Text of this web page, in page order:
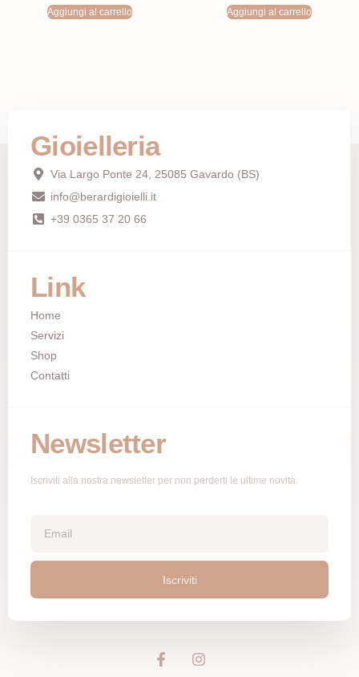
Aggiungi al carrello Aggiungi al carrello
Gioielleria
Via Largo Ponte 24, 25085 Gavardo (BS)
info@berardigioielli.it
+39 0365 37 20 66
Link
Home
Servizi
Shop
Contatti
Newsletter
Iscriviti alla nostra newsletter per non perderti le ultime novità.
Iscriviti